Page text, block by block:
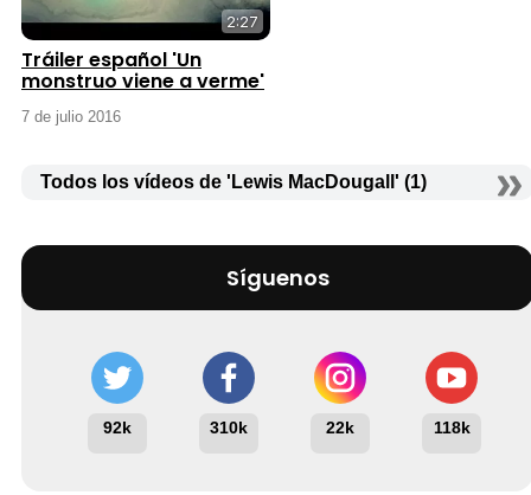
2:27
Tráiler español 'Un
monstruo viene a verme'
7 de julio 2016
Todos los vídeos de 'Lewis MacDougall' (1)
Síguenos
92k 310k 22k 118k